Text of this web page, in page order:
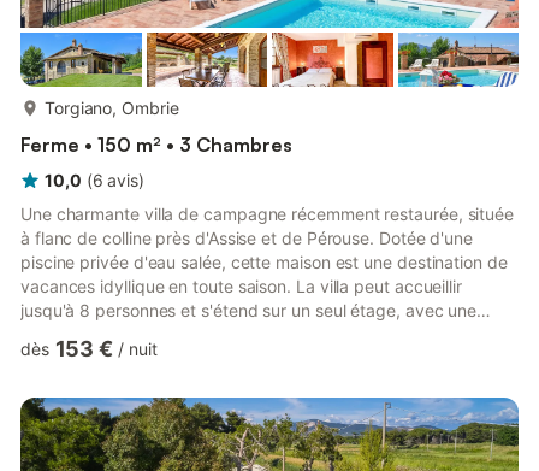
Torgiano, Ombrie
Ferme • 150 m² • 3 Chambres
10,0 (6 avis)
Une charmante villa de campagne récemment restaurée, située
à flanc de colline près d'Assise et de Pérouse. Dotée d'une
piscine privée d'eau salée, cette maison est une destination de
vacances idyllique en toute saison. La villa peut accueillir
jusqu'à 8 personnes et s'étend sur un seul étage, avec une
principale se fait par une jolie loggia à l'avant de la maison. La
également une cuisine extérieure où les hôtes peuvent faire des
barbecues. La porte d'entrée donne sur un e...
dès 153 € / nuit